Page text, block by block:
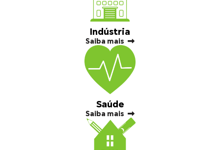
Indústria
Saiba mais
Saúde
Saiba mais